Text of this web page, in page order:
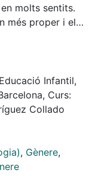
molts sentits.
més proper i els
a dia amb els
allò que
als homes:
Per aquest
amb la
sense etiquetes.
sobre com
i quins són
Infantil,
Curs:
Collado
, Gènere,